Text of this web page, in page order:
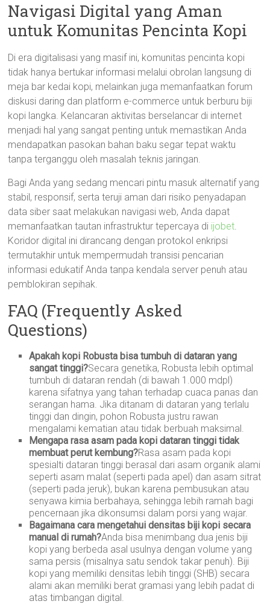
Navigasi Digital yang Aman
untuk Komunitas Pencinta Kopi
Di era digitalisasi yang masif ini, komunitas pencinta kopi
tidak hanya bertukar informasi melalui obrolan langsung di
meja bar kedai kopi, melainkan juga memanfaatkan forum
diskusi daring dan platform e-commerce untuk berburu biji
kopi langka. Kelancaran aktivitas berselancar di internet
menjadi hal yang sangat penting untuk memastikan Anda
mendapatkan pasokan bahan baku segar tepat waktu
tanpa terganggu oleh masalah teknis jaringan.
Bagi Anda yang sedang mencari pintu masuk alternatif yang
stabil, responsif, serta teruji aman dari risiko penyadapan
data siber saat melakukan navigasi web, Anda dapat
memanfaatkan tautan infrastruktur tepercaya di ijobet.
Koridor digital ini dirancang dengan protokol enkripsi
termutakhir untuk mempermudah transisi pencarian
informasi edukatif Anda tanpa kendala server penuh atau
pemblokiran sepihak.
FAQ (Frequently Asked
Questions)
Apakah kopi Robusta bisa tumbuh di dataran yang
sangat tinggi?Secara genetika, Robusta lebih optimal
tumbuh di dataran rendah (di bawah 1.000 mdpl)
karena sifatnya yang tahan terhadap cuaca panas dan
serangan hama. Jika ditanam di dataran yang terlalu
tinggi dan dingin, pohon Robusta justru rawan
mengalami kematian atau tidak berbuah maksimal.
Mengapa rasa asam pada kopi dataran tinggi tidak
membuat perut kembung?Rasa asam pada kopi
spesialti dataran tinggi berasal dari asam organik alami
seperti asam malat (seperti pada apel) dan asam sitrat
(seperti pada jeruk), bukan karena pembusukan atau
senyawa kimia berbahaya, sehingga lebih ramah bagi
pencernaan jika dikonsumsi dalam porsi yang wajar.
Bagaimana cara mengetahui densitas biji kopi secara
manual di rumah?Anda bisa menimbang dua jenis biji
kopi yang berbeda asal usulnya dengan volume yang
sama persis (misalnya satu sendok takar penuh). Biji
kopi yang memiliki densitas lebih tinggi (SHB) secara
alami akan memiliki berat gramasi yang lebih padat di
atas timbangan digital.